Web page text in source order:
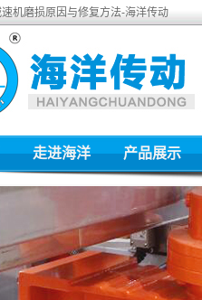
机磨损原因与修复方法-海洋传动
走进海洋 产品展示